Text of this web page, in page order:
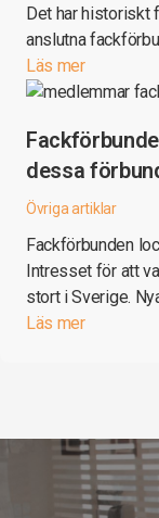
Det har historiskt
anslutna
Läs mer
dessa
Övriga artiklar
Fackförbunden
Intresset för att
stort i Sverige.
Läs mer